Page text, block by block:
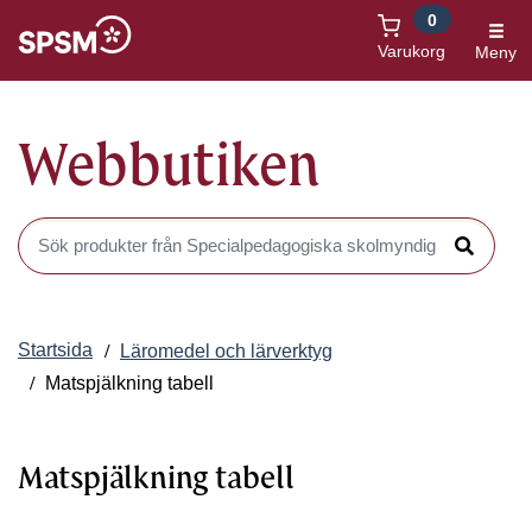
Varukorg
0
Meny
Webbutiken
Sök produkter i Webbutiken
Sök
Startsida
Läromedel och lärverktyg
Matspjälkning tabell
Matspjälkning tabell